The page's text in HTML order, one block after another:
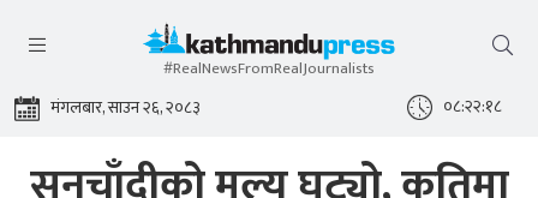
#RealNewsFromRealJournalists
मंगलबार, साउन २६, २०८३ ०८:२२:१८